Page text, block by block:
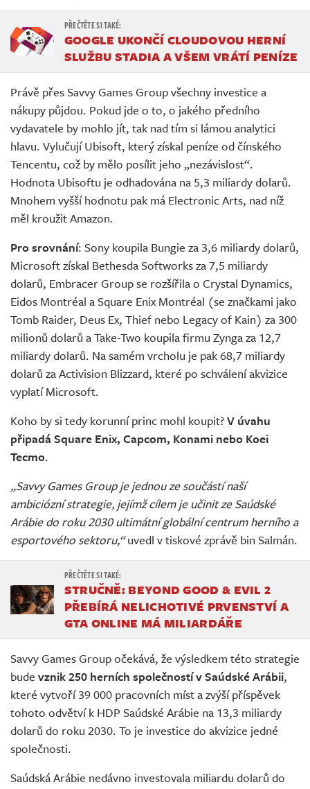
GOOGLE UKONČÍ CLOUDOVOU HERNÍ
SLUŽBU STADIA A VŠEM VRÁTÍ PENÍZE
Právě přes Savvy Games Group všechny investice a
nákupy půjdou. Pokud jde o to, o jakého předního
vydavatele by mohlo jít, tak nad tím si lámou analytici
hlavu. Vylučují Ubisoft, který získal peníze od čínského
Tencentu, což by mělo posílit jeho „nezávislost“.
Hodnota Ubisoftu je odhadována na 5,3 miliardy dolarů.
Mnohem vyšší hodnotu pak má Electronic Arts, nad níž
měl kroužit Amazon.
Pro srovnání: Sony koupila Bungie za 3,6 miliardy dolarů,
Microsoft získal Bethesda Softworks za 7,5 miliardy
dolarů, Embracer Group se rozšířila o Crystal Dynamics,
Eidos Montréal a Square Enix Montréal (se značkami jako
Tomb Raider, Deus Ex, Thief nebo Legacy of Kain) za 300
milionů dolarů a Take-Two koupila firmu Zynga za 12,7
miliardy dolarů. Na samém vrcholu je pak 68,7 miliardy
dolarů za Activision Blizzard, které po schválení akvizice
vyplatí Microsoft.
Koho by si tedy korunní princ mohl koupit?V úvahu
připadá Square Enix, Capcom, Konami nebo Koei
Tecmo.
„Savvy Games Group je jednou ze součástí naší
ambiciózní strategie, jejímž cílem je učinit ze Saúdské
Arábie do roku 2030 ultimátní globální centrum herního a
esportového sektoru,“uvedl v tiskové zprávě bin Salmán.
STRUČNĚ: BEYOND GOOD & EVIL 2
PŘEBÍRÁ NELICHOTIVÉ PRVENSTVÍ A
GTA ONLINE MÁ MILIARDÁŘE
Savvy Games Group očekává, že výsledkem této strategie
bude vznik 250 herních společností v Saúdské Arábii,
které vytvoří 39 000 pracovních míst a zvýší příspěvek
tohoto odvětví k HDP Saúdské Arábie na 13,3 miliardy
dolarů do roku 2030. To je investice do akvizice jedné
společnosti.
Saúdská Arábie nedávno investovala miliardu dolarů do